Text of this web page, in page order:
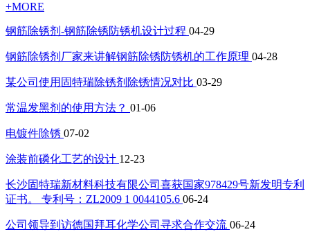
+MORE
钢筋除锈剂-钢筋除锈防锈机设计过程 04-29
钢筋除锈剂厂家来讲解钢筋除锈防锈机的工作原理 04-28
某公司使用固特瑞除锈剂除锈情况对比 03-29
常温发黑剂的使用方法？ 01-06
电镀件除锈 07-02
涂装前磷化工艺的设计 12-23
长沙固特瑞新材料科技有限公司喜获国家978429号新发明专利
证书。 专利号：ZL2009 1 0044105.6 06-24
公司领导到访德国拜耳化学公司寻求合作交流 06-24